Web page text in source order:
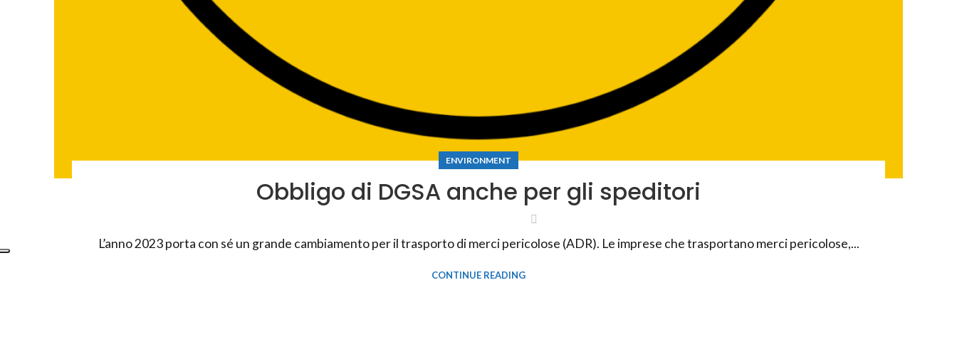
ENVIRONMENT
Obbligo di DGSA anche per gli speditori
L’anno 2023 porta con sé un grande cambiamento per il trasporto di merci pericolose (ADR). Le imprese che trasportano merci pericolose,...
CONTINUE READING